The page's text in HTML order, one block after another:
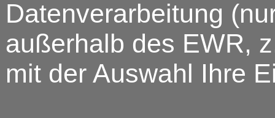
Datenverarbeitung
außerhalb des EWR,
mit der Auswahl Ihre